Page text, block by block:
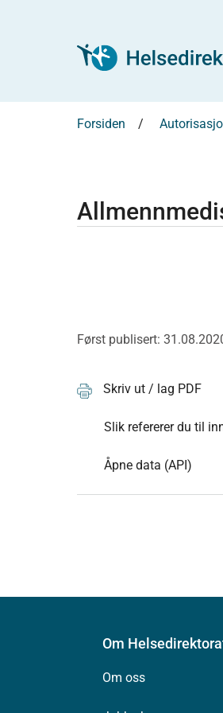
Forsiden
Først publisert:
Skriv ut / lag PDF
Slik refererer du til
Åpne data (API)
Om
Om oss